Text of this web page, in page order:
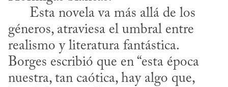
géneros, atraviesa el umbral entre
realismo y literatura fantástica.
Borges escribió que en “esta época
nuestra, tan caótica, hay algo que,